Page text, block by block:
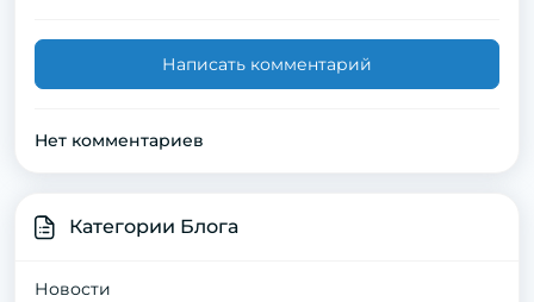
Написать комментарий
Нет комментариев
Категории Блога
Новости